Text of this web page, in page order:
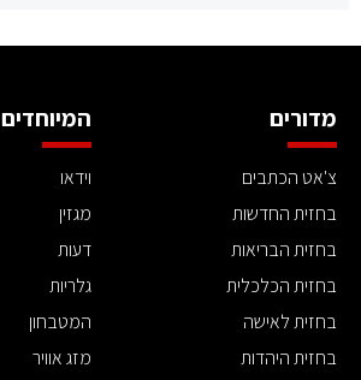
מדורים
צ'אט הכתבים
בחזית החדשות
בחזית הבריאות
בחזית הכלכלית
בחזית לאישה
בחזית היהדות
המיוחדים
וידאו
מגזין
דעות
גלריות
המטבחון
מזג אוויר